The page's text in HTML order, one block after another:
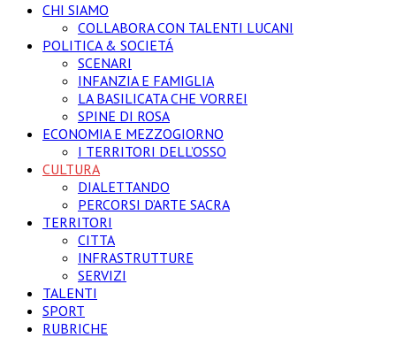
CHI SIAMO
COLLABORA CON TALENTI LUCANI
POLITICA & SOCIETÁ
SCENARI
INFANZIA E FAMIGLIA
LA BASILICATA CHE VORREI
SPINE DI ROSA
ECONOMIA E MEZZOGIORNO
I TERRITORI DELL’OSSO
CULTURA
DIALETTANDO
PERCORSI D’ARTE SACRA
TERRITORI
CITTA
INFRASTRUTTURE
SERVIZI
TALENTI
SPORT
RUBRICHE